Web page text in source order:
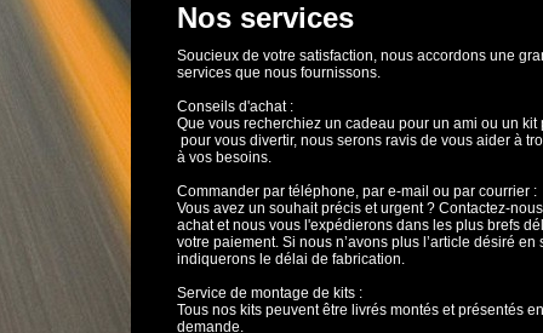
Nos services
Soucieux de votre satisfaction, nous accordons une
services que nous fournissons.
Conseils d'achat :
Que vous recherchiez un cadeau pour un ami ou un kit
pour vous divertir, nous serons ravis de vous aider à
à vos besoins.
Commander par téléphone, par e-mail ou par courrier :
Vous avez un souhait précis et urgent ? Contactez-
achat et nous vous l'expédierons dans les plus brefs
votre paiement. Si nous n’avons plus l’article désiré en
indiquerons le délai de fabrication.
Service de montage de kits :
Tous nos kits peuvent être livrés montés et présentés
demande.